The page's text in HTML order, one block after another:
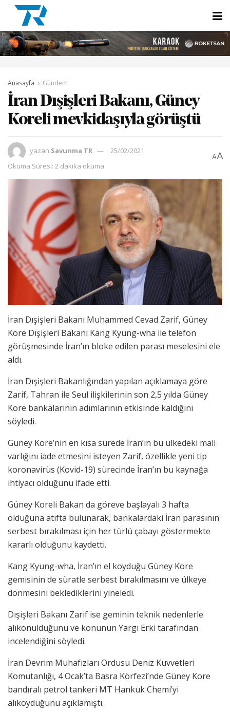
Anasayfa Gündem
İran Dışişleri Bakanı, Güney
Koreli mevkidaşıyla görüştü
yazan Savunma TR
25/02/2021
Okuma Süresi: 2 dakika okuma
AA
İran Dışişleri Bakanı Muhammed Cevad Zarif, Güney
Kore Dışişleri Bakanı Kang Kyung-wha ile telefon
görüşmesinde İran’ın bloke edilen parası meselesini ele
aldı.
İran Dışişleri Bakanlığından yapılan açıklamaya göre
Zarif, Tahran ile Seul ilişkilerinin son 2,5 yılda Güney
Kore bankalarının adımlarının etkisinde kaldığını
söyledi.
Güney Kore’nin en kısa sürede İran’ın bu ülkedeki mali
varlığını iade etmesini isteyen Zarif, özellikle yeni tip
koronavirüs (Kovid-19) sürecinde İran’ın bu kaynağa
ihtiyacı olduğunu ifade etti.
Güney Koreli Bakan da göreve başlayalı 3 hafta
olduğuna atıfta bulunarak, bankalardaki İran parasının
serbest bırakılması için her türlü çabayı göstermekte
kararlı olduğunu kaydetti.
Kang Kyung-wha, İran’ın el koyduğu Güney Kore
gemisinin de süratle serbest bırakılmasını ve ülkeye
dönmesini beklediklerini yineledi.
Dışişleri Bakanı Zarif ise geminin teknik nedenlerle
alıkonulduğunu ve konunun Yargı Erki tarafından
incelendiğini söyledi.
İran Devrim Muhafızları Ordusu Deniz Kuvvetleri
Komutanlığı, 4 Ocak’ta Basra Körfezi’nde Güney Kore
bandıralı petrol tankeri MT Hankuk Chemi’yi
alıkoyduğunu açıklamıştı.